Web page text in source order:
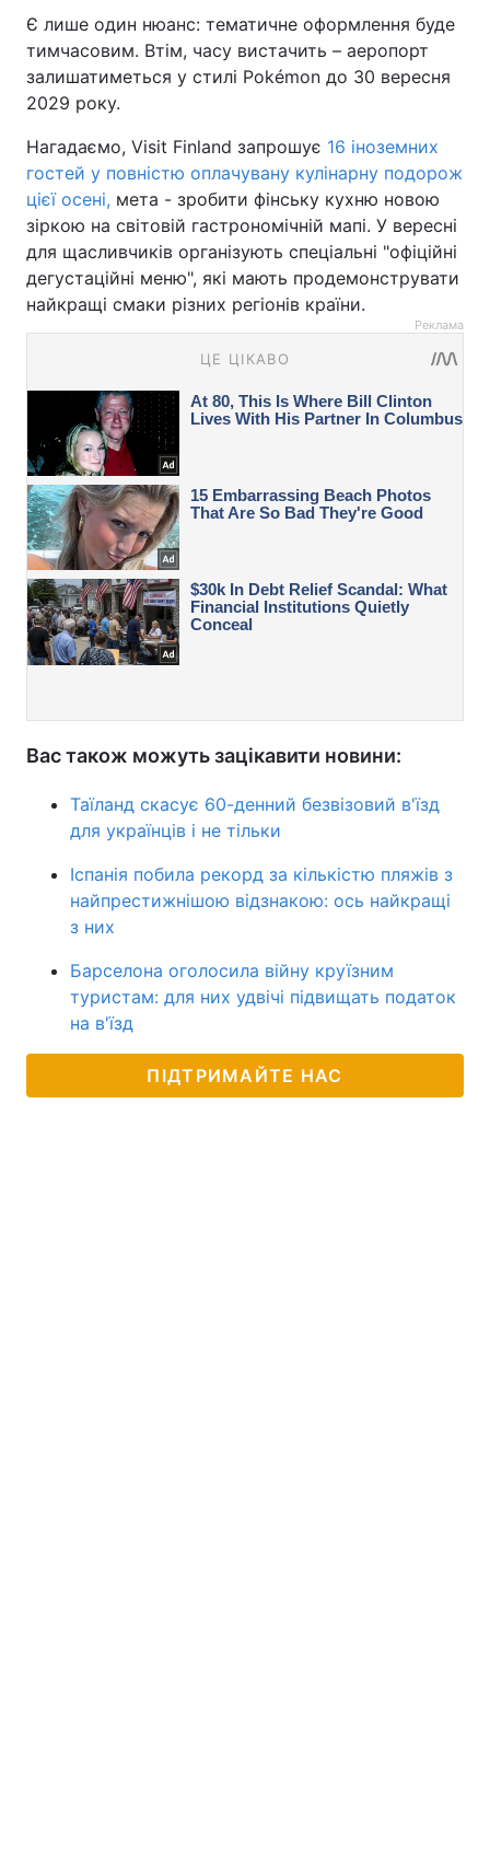
Є лише один нюанс: тематичне оформлення буде
тимчасовим. Втім, часу вистачить – аеропорт
залишатиметься у стилі Pokémon до 30 вересня
2029 року.
Нагадаємо, Visit Finland запрошує 16 іноземних
гостей у повністю оплачувану кулінарну подорож
цієї осені, мета - зробити фінську кухню новою
зіркою на світовій гастрономічній мапі. У вересні
для щасливчиків організують спеціальні "офіційні
дегустаційні меню", які мають продемонструвати
найкращі смаки різних регіонів країни.
Реклама
Вас також можуть зацікавити новини:
Таїланд скасує 60-денний безвізовий в'їзд
для українців і не тільки
Іспанія побила рекорд за кількістю пляжів з
найпрестижнішою відзнакою: ось найкращі
з них
Барселона оголосила війну круїзним
туристам: для них удвічі підвищать податок
на в'їзд
ПІДТРИМАЙТЕ НАС